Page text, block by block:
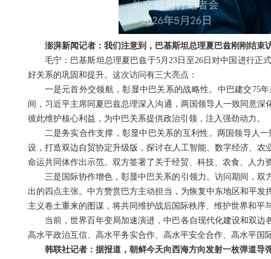
澎湃新闻记者：我们注意到，巴基斯坦总理夏巴兹刚刚结
毛宁：巴基斯坦总理夏巴兹于5月23日至26日对中国进行
好关系的巩固和提升。这次访问有三大亮点：
一是元首外交领航，彰显中巴关系的战略性。中巴建交75
间，习近平主席同夏巴兹总理深入沟通，两国领导人一致同意
彼此维护核心利益，为中巴关系提供政治引领，注入强劲动力。
二是务实合作支撑，彰显中巴关系的互利性。两国领导人
设，打造双边自贸协定升级版，探讨在人工智能、数字经济、
命运共同体作出示范。双方签署了关于经贸、科技、农食、人力
三是国际协作增色，彰显中巴关系的引领力。访问期间，
出的四点主张。中方赞赏巴方主动担当，为恢复中东地区和平
主义卷土重来的图谋，将共同维护战后国际秩序、维护世界和平
当前，世界百年变局加速演进，中巴各自现代化建设和双
高水平政治互信、高水平务实合作、高水平安全合作、高水平国
韩联社记者：据报道，朝鲜今天向西海方向发射一枚弹道